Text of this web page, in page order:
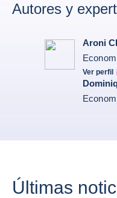
Autores y
Aroni
Ver perfil
Aroni
Últimas